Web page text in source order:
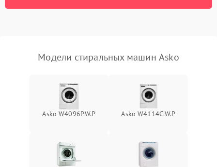
Модели стиральных машин Asko
Asko W4096P.W.P Asko W4114C.W.P